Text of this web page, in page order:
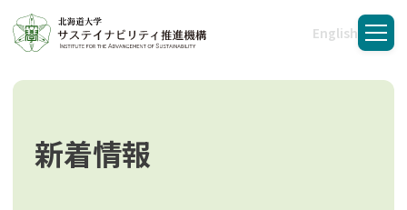
English
メニ
新着情報